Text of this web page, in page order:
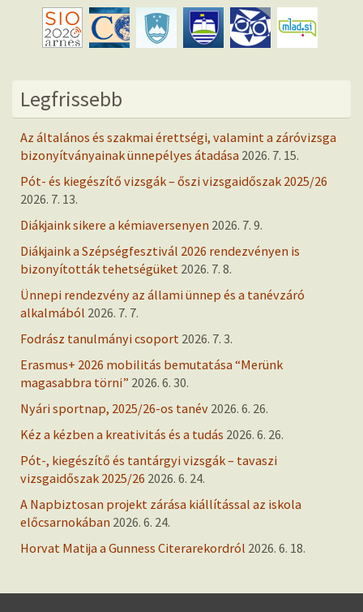
Legfrissebb
Az általános és szakmai érettségi, valamint a záróvizsga
bizonyítványainak ünnepélyes átadása 2026. 7. 15.
Pót- és kiegészítő vizsgák – őszi vizsgaidőszak 2025/26
2026. 7. 13.
Diákjaink sikere a kémiaversenyen 2026. 7. 9.
Diákjaink a Szépségfesztivál 2026 rendezvényen is
bizonyították tehetségüket 2026. 7. 8.
Ünnepi rendezvény az állami ünnep és a tanévzáró
alkalmából 2026. 7. 7.
Fodrász tanulmányi csoport 2026. 7. 3.
Erasmus+ 2026 mobilitás bemutatása “Merünk
magasabbra törni” 2026. 6. 30.
Nyári sportnap, 2025/26-os tanév 2026. 6. 26.
Kéz a kézben a kreativitás és a tudás 2026. 6. 26.
Pót-, kiegészítő és tantárgyi vizsgák – tavaszi
vizsgaidőszak 2025/26 2026. 6. 24.
A Napbiztosan projekt zárása kiállítással az iskola
előcsarnokában 2026. 6. 24.
Horvat Matija a Gunness Citerarekordról 2026. 6. 18.